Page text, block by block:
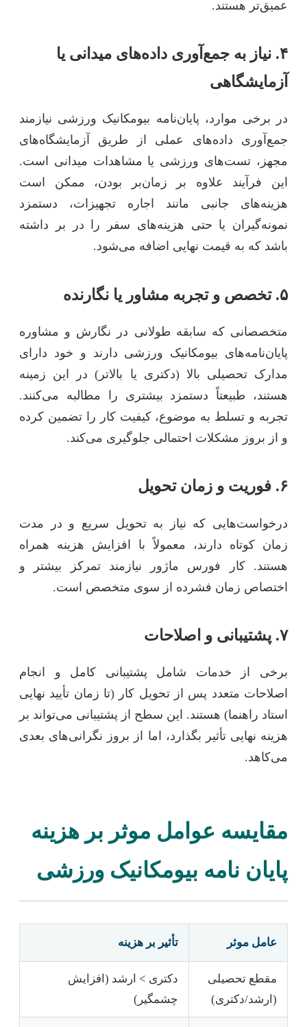
عمیق‌تر هستند.
۴. نیاز به جمع‌آوری داده‌های میدانی یا
آزمایشگاهی
در برخی موارد، پایان‌نامه بیومکانیک ورزشی نیازمند
جمع‌آوری داده‌های عملی از طریق آزمایشگاه‌های
مجهز، تست‌های ورزشی یا مشاهدات میدانی است.
این فرآیند علاوه بر زمان‌بر بودن، ممکن است
هزینه‌های جانبی مانند اجاره تجهیزات، دستمزد
نمونه‌گیران یا حتی هزینه‌های سفر را در بر داشته
باشد که به قیمت نهایی اضافه می‌شود.
۵. تخصص و تجربه مشاور یا نگارنده
متخصصانی که سابقه طولانی در نگارش و مشاوره
پایان‌نامه‌های بیومکانیک ورزشی دارند و خود دارای
مدارک تحصیلی بالا (دکتری یا بالاتر) در این زمینه
هستند، طبیعتاً دستمزد بیشتری را مطالبه می‌کنند.
تجربه و تسلط به موضوع، کیفیت کار را تضمین کرده
و از بروز مشکلات احتمالی جلوگیری می‌کند.
۶. فوریت و زمان تحویل
درخواست‌هایی که نیاز به تحویل سریع و در مدت
زمان کوتاه دارند، معمولاً با افزایش هزینه همراه
هستند. کار فورس ماژور نیازمند تمرکز بیشتر و
اختصاص زمان فشرده از سوی متخصص است.
۷. پشتیبانی و اصلاحات
برخی از خدمات شامل پشتیبانی کامل و انجام
اصلاحات متعدد پس از تحویل کار (تا زمان تأیید نهایی
استاد راهنما) هستند. این سطح از پشتیبانی می‌تواند بر
هزینه نهایی تأثیر بگذارد، اما از بروز نگرانی‌های بعدی
می‌کاهد.
مقایسه عوامل موثر بر هزینه
پایان نامه بیومکانیک ورزشی
عامل موثر تأثیر بر هزینه
مقطع تحصیلی
(ارشد/دکتری)
دکتری > ارشد (افزایش
چشمگیر)